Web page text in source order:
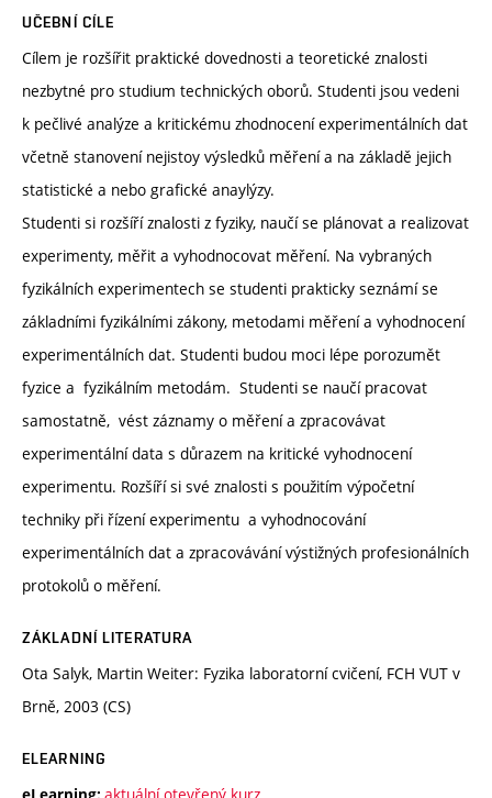
UČEBNÍ CÍLE
Cílem je rozšířit praktické dovednosti a teoretické znalosti
nezbytné pro studium technických oborů. Studenti jsou vedeni
k pečlivé analýze a kritickému zhodnocení experimentálních dat
včetně stanovení nejistoy výsledků měření a na základě jejich
statistické a nebo grafické anaylýzy.
Studenti si rozšíří znalosti z fyziky, naučí se plánovat a realizovat
experimenty, měřit a vyhodnocovat měření. Na vybraných
fyzikálních experimentech se studenti prakticky seznámí se
základními fyzikálními zákony, metodami měření a vyhodnocení
experimentálních dat. Studenti budou moci lépe porozumět
fyzice a fyzikálním metodám. Studenti se naučí pracovat
samostatně, vést záznamy o měření a zpracovávat
experimentální data s důrazem na kritické vyhodnocení
experimentu. Rozšíří si své znalosti s použitím výpočetní
techniky při řízení experimentu a vyhodnocování
experimentálních dat a zpracovávání výstižných profesionálních
protokolů o měření.
ZÁKLADNÍ LITERATURA
Ota Salyk, Martin Weiter: Fyzika laboratorní cvičení, FCH VUT v
Brně, 2003 (CS)
ELEARNING